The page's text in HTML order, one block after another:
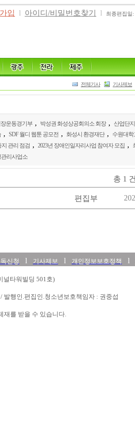
입 l 아이디/비밀번호찾기 l 최종편집일
전체기사 기사제보
운동경기부 , 박성권 화성상공회의소 회장 , 산업단
, SDF 월디 웹툰 공모전 , 화성시 환경재단 , 수원대학
관리 점검 , 2023년 장애인일자리사업 참여자 모집 ,
리사업소
총 1
편집부
신청 l 기사제보 l 개인정보보호정책 l
널타워빌딩 501호)
발행인.편집인.청소년보호책임자 : 권중섭
재를 받을 수 있습니다.